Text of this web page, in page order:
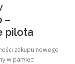
–
pilota
zakupu nowego
w pamięci